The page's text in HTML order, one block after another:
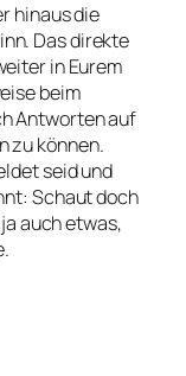
hinaus die
Das direkte
in Eurem
beim
Antworten auf
zu können.
seid und
Schaut doch
auch etwas,